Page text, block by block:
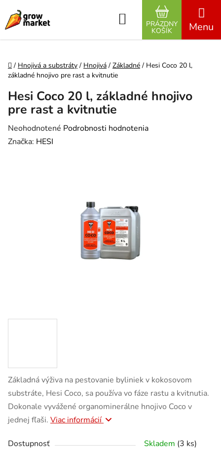
Hľadať
NÁKUPNÝ
PRÁZDNY
KOŠÍK
Domov
/ Hnojivá a substráty / Hnojivá / Základné / Hesi Coco 20 l,
základné hnojivo pre rast a kvitnutie
Základná výživa na pestovanie byliniek v kokosovom
substráte, Hesi Coco, sa používa vo fáze rastu a kvitnutia.
Dokonale vyvážené organominerálne hnojivo Coco v
jednej fľaši. Viac informácií
Dostupnosť Skladem (3 ks)
Hesi Coco 20 l, základné hnojivo
pre rast a kvitnutie
Priemerné hodnotenie produktu je 0,0 z 5 hviezdičiek.
Neohodnotené Podrobnosti hodnotenia
Značka: HESI